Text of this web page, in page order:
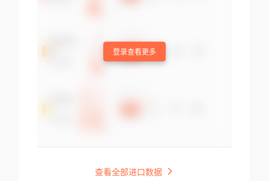
登录查看更多
查看全部进口数据